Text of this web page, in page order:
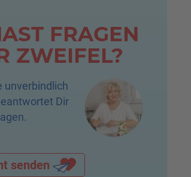
FRAGEN
ZWEIFEL?
unverbindlich
Dir
senden